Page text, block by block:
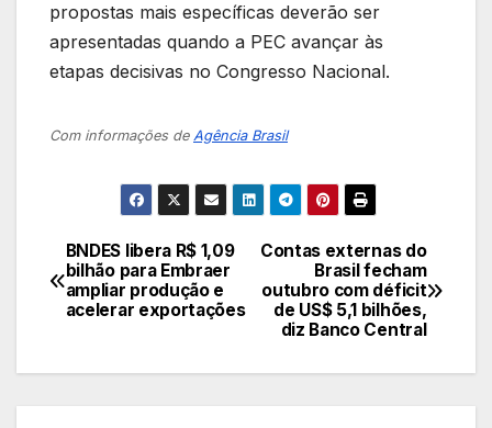
propostas mais específicas deverão ser
apresentadas quando a PEC avançar às
etapas decisivas no Congresso Nacional.
Com informações de Agência Brasil
Navegação
de
Contas externas do
Brasil fecham
outubro com déficit
de US$ 5,1 bilhões,
diz Banco Central
BNDES libera R$ 1,09
bilhão para Embraer
ampliar produção e
acelerar exportações